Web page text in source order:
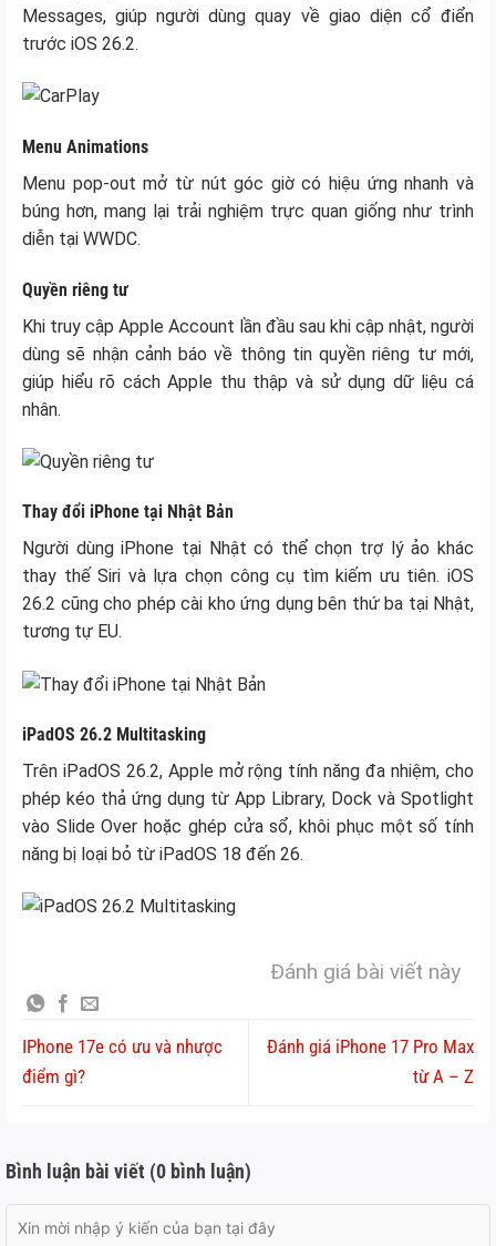
Messages, giúp người dùng quay về giao diện cổ điển
trước iOS 26.2.
Menu Animations
Menu pop-out mở từ nút góc giờ có hiệu ứng nhanh và
búng hơn, mang lại trải nghiệm trực quan giống như trình
diễn tại WWDC.
Quyền riêng tư
Khi truy cập Apple Account lần đầu sau khi cập nhật, người
dùng sẽ nhận cảnh báo về thông tin quyền riêng tư mới,
giúp hiểu rõ cách Apple thu thập và sử dụng dữ liệu cá
nhân.
Thay đổi iPhone tại Nhật Bản
Người dùng iPhone tại Nhật có thể chọn trợ lý ảo khác
thay thế Siri và lựa chọn công cụ tìm kiếm ưu tiên. iOS
26.2 cũng cho phép cài kho ứng dụng bên thứ ba tại Nhật,
tương tự EU.
iPadOS 26.2 Multitasking
Trên iPadOS 26.2, Apple mở rộng tính năng đa nhiệm, cho
phép kéo thả ứng dụng từ App Library, Dock và Spotlight
vào Slide Over hoặc ghép cửa sổ, khôi phục một số tính
năng bị loại bỏ từ iPadOS 18 đến 26.
Đánh giá bài viết này
IPhone 17e có ưu và nhược
điểm gì?
Đánh giá iPhone 17 Pro Max
từ A – Z
Bình luận bài viết (0 bình luận)